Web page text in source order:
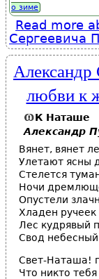
о зиме
Read more
Сергеевича
любви к
К Наташе
Александр
Вянет, вянет
Улетают ясны
Стелется
Ночи
Опустели
Хладен ручеек
Лес кудрявый
Свод
Свет-Наташа!
Что никто тебя